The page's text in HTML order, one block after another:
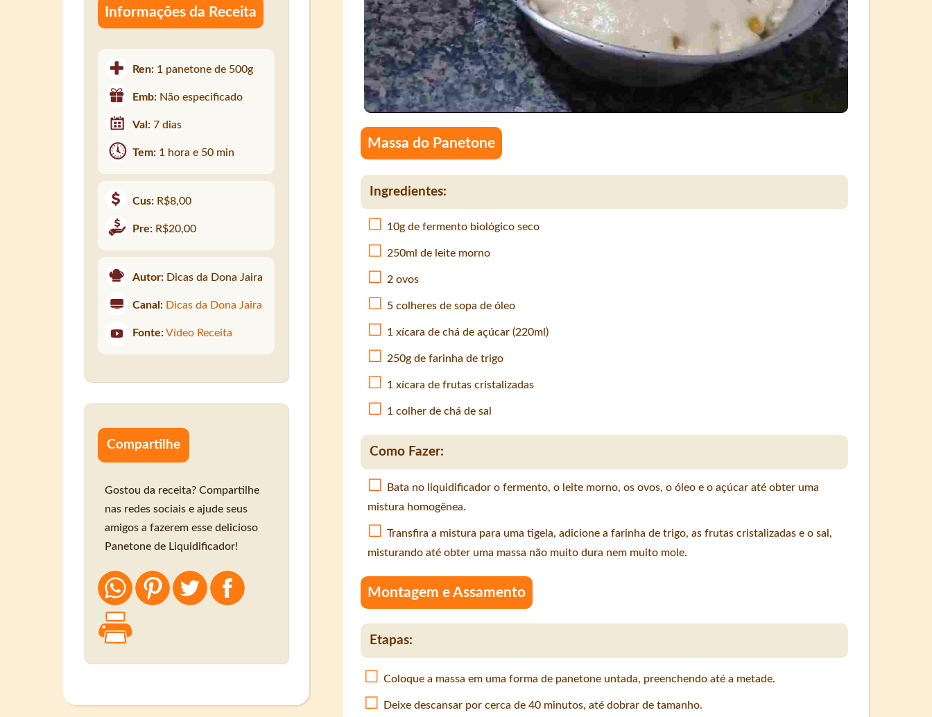
Massa do Panetone
Ingredientes:
10g de fermento biológico seco
250ml de leite morno
2 ovos
5 colheres de sopa de óleo
1 xícara de chá de açúcar (220ml)
250g de farinha de trigo
1 xícara de frutas cristalizadas
1 colher de chá de sal
Como Fazer:
Bata no liquidificador o fermento, o leite morno, os ovos, o óleo e o açúcar até obter uma
mistura homogênea.
Transfira a mistura para uma tigela, adicione a farinha de trigo, as frutas cristalizadas e o sal,
misturando até obter uma massa não muito dura nem muito mole.
Montagem e Assamento
Etapas:
Coloque a massa em uma forma de panetone untada, preenchendo até a metade.
Deixe descansar por cerca de 40 minutos, até dobrar de tamanho.
Informações da Receita
Ren: 1 panetone de 500g
Emb: Não especificado
Val:7 dias
Tem: 1 hora e 50 min
Cus: R$8,00
Pre: R$20,00
Autor: Dicas da Dona Jaira
Canal: Dicas da Dona Jaira
Fonte: Vídeo Receita
Compartilhe
Gostou da receita? Compartilhe
nas redes sociais e ajude seus
amigos a fazerem esse delicioso
Panetone de Liquidificador!